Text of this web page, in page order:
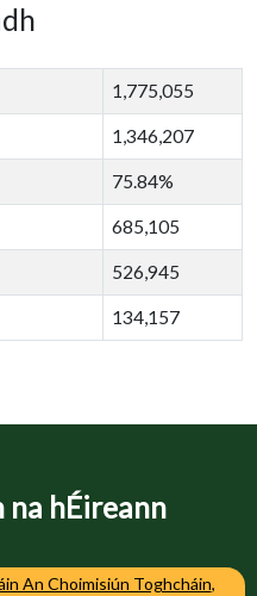
1,775,055
1,346,207
75.84%
685,105
526,945
134,157
na hÉireann
An Choimisiún Toghcháin,